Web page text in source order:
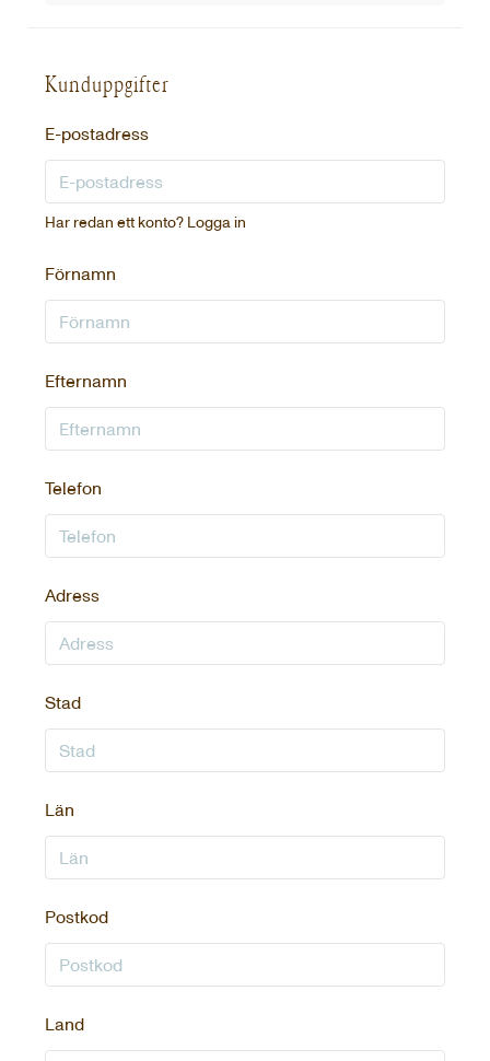
Kunduppgifter
E-postadress
Har redan ett konto? Logga in
Förnamn
Efternamn
Telefon
Adress
Stad
Län
Postkod
Land